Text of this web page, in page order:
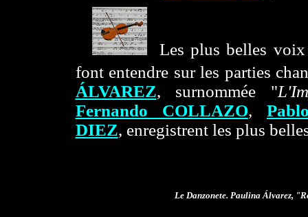
... Les plus belles
font entendre sur les parties
ÁLVAREZ, surnommée "
Fernando COLLAZO,
DIEZ, enregistrent les plus
Le Danzonete. PaulinaÁlvarez,